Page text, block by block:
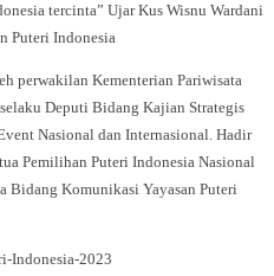
tercinta” Ujar Kus Wisnu Wardani
Puteri Indonesia
perwakilan Kementerian Pariwisata
Deputi Bidang Kajian Strategis
Nasional dan Internasional. Hadir
Pemilihan Puteri Indonesia Nasional
Bidang Komunikasi Yayasan Puteri